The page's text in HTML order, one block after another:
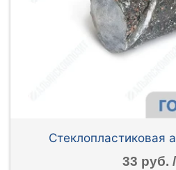
Стеклопластиковая
33 руб.